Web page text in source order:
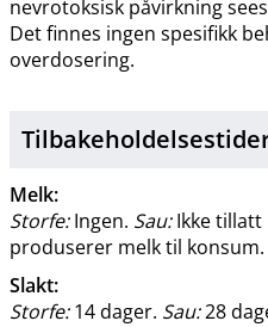
nevrotoksisk påvirkning
Det finnes ingen spesifikk
overdosering.
Melk:
Storfe:Ingen. Sau:Ikke tillatt
produserer melk til konsum.
Slakt:
Storfe:14 dager. Sau:28